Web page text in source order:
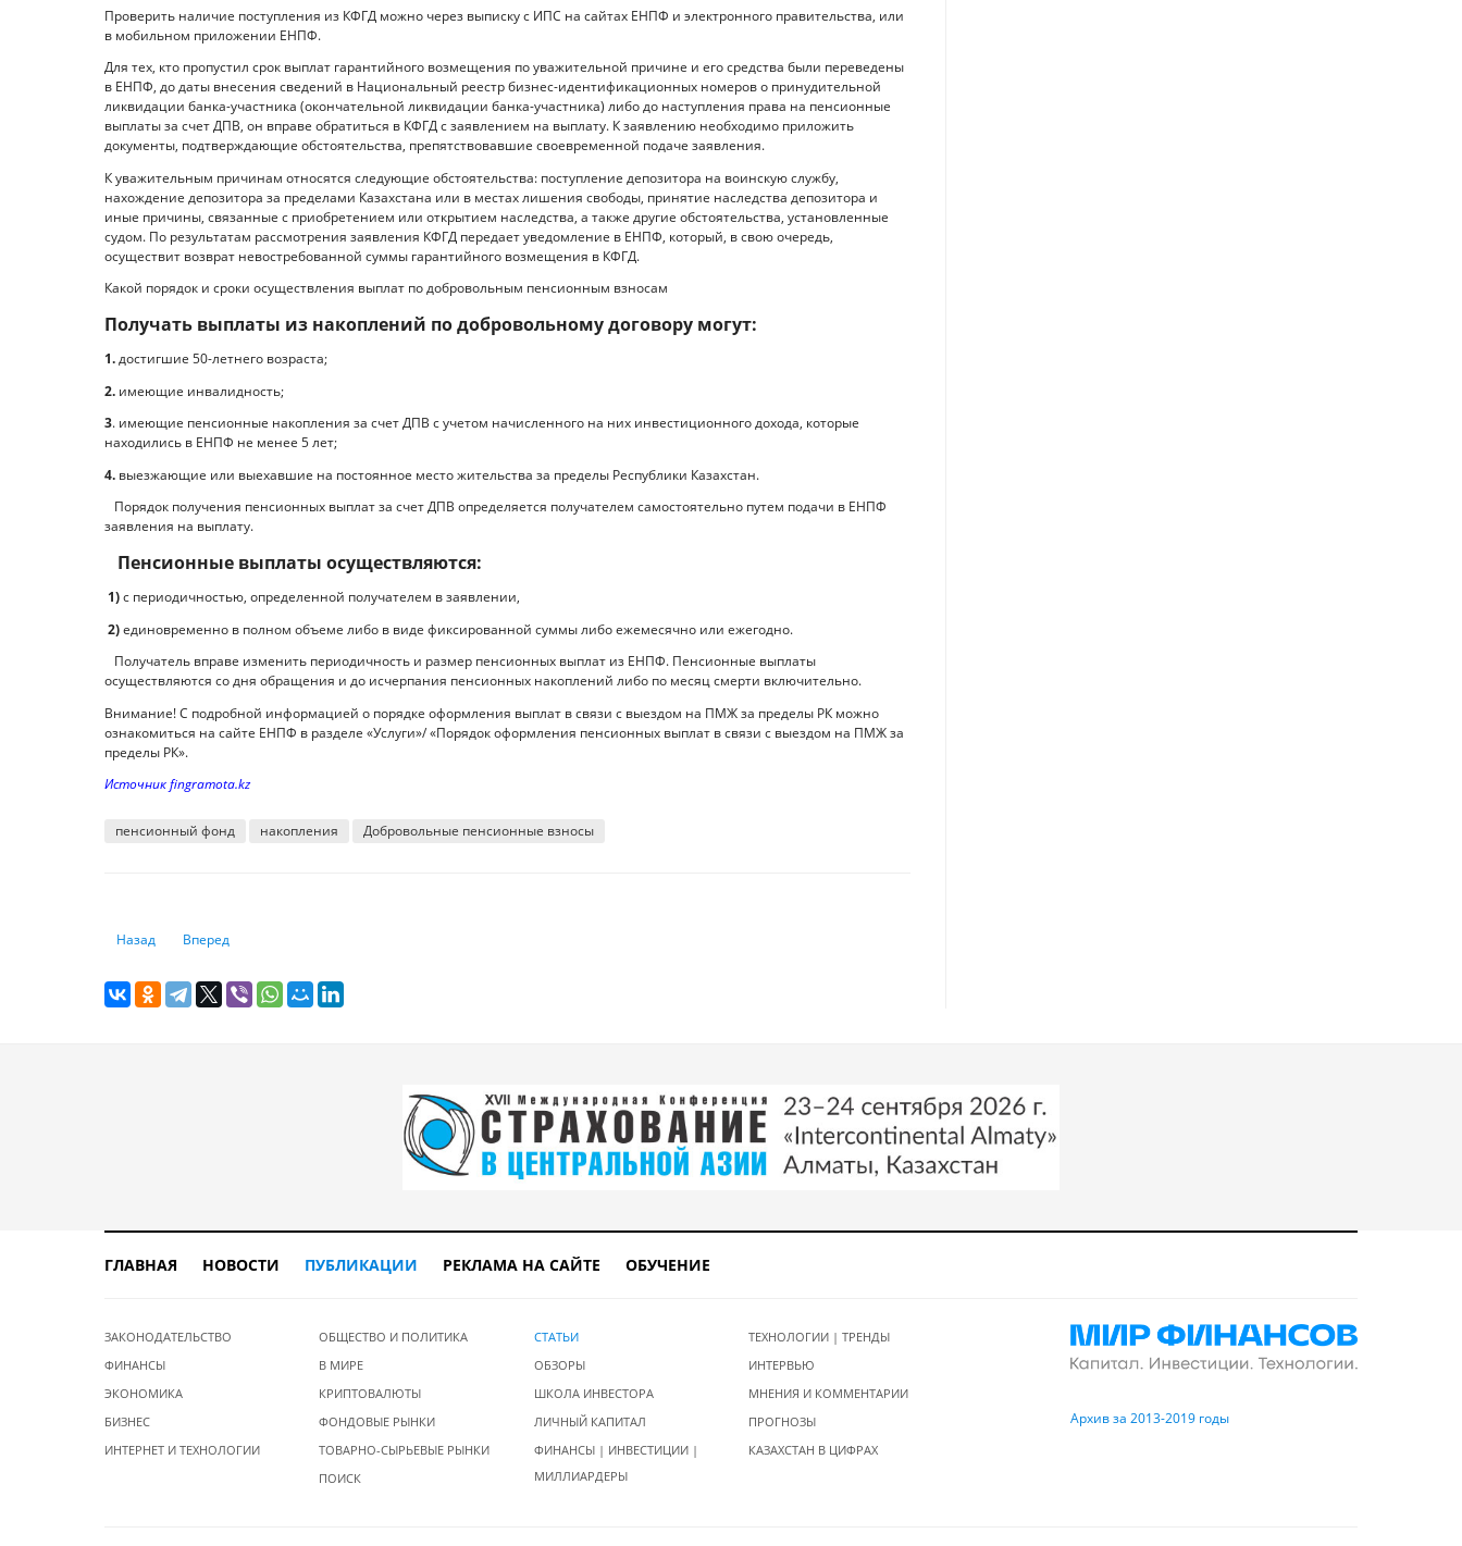
Проверить наличие поступления из КФГД можно через выписку с ИПС на сайтах ЕНПФ и электронного правительства, или
в мобильном приложении ЕНПФ.
Для тех, кто пропустил срок выплат гарантийного возмещения по уважительной причине и его средства были переведены
в ЕНПФ, до даты внесения сведений в Национальный реестр бизнес-идентификационных номеров о принудительной
ликвидации банка-участника (окончательной ликвидации банка-участника) либо до наступления права на пенсионные
выплаты за счет ДПВ, он вправе обратиться в КФГД с заявлением на выплату. К заявлению необходимо приложить
документы, подтверждающие обстоятельства, препятствовавшие своевременной подаче заявления.
К уважительным причинам относятся следующие обстоятельства: поступление депозитора на воинскую службу,
нахождение депозитора за пределами Казахстана или в местах лишения свободы, принятие наследства депозитора и
иные причины, связанные с приобретением или открытием наследства, а также другие обстоятельства, установленные
судом. По результатам рассмотрения заявления КФГД передает уведомление в ЕНПФ, который, в свою очередь,
осуществит возврат невостребованной суммы гарантийного возмещения в КФГД.
Какой порядок и сроки осуществления выплат по добровольным пенсионным взносам
Получать выплаты из накоплений по добровольному договору могут:
1.достигшие 50-летнего возраста;
2. имеющие инвалидность;
3. имеющие пенсионные накопления за счет ДПВ с учетом начисленного на них инвестиционного дохода, которые
находились в ЕНПФ не менее 5 лет;
4. выезжающие или выехавшие на постоянное место жительства за пределы Республики Казахстан.
Порядок получения пенсионных выплат за счет ДПВ определяется получателем самостоятельно путем подачи в ЕНПФ
заявления на выплату.
Пенсионные выплаты осуществляются:
1)с периодичностью, определенной получателем в заявлении,
2)единовременно в полном объеме либо в виде фиксированной суммы либо ежемесячно или ежегодно.
Получатель вправе изменить периодичность и размер пенсионных выплат из ЕНПФ. Пенсионные выплаты
осуществляются со дня обращения и до исчерпания пенсионных накоплений либо по месяц смерти включительно.
Внимание! С подробной информацией о порядке оформления выплат в связи с выездом на ПМЖ за пределы РК можно
ознакомиться на сайте ЕНПФ в разделе «Услуги»/ «Порядок оформления пенсионных выплат в связи с выездом на ПМЖ за
пределы РК».
Источник fingramota.kz
пенсионный фонд накопления Добровольные пенсионные взносы
Предыдущий: Казахстанские работодатели не могут найти подходящие кадры
Назад Следующий: Как защитить пожилых людей от финансовых мошенников
Вперед
ГЛАВНАЯ НОВОСТИ ПУБЛИКАЦИИ РЕКЛАМА НА САЙТЕ ОБУЧЕНИЕ
ЗАКОНОДАТЕЛЬСТВО
ФИНАНСЫ
ЭКОНОМИКА
БИЗНЕС
ИНТЕРНЕТ И ТЕХНОЛОГИИ
ОБЩЕСТВО И ПОЛИТИКА
В МИРЕ
КРИПТОВАЛЮТЫ
ФОНДОВЫЕ РЫНКИ
ТОВАРНО-СЫРЬЕВЫЕ РЫНКИ
ПОИСК
СТАТЬИ
ОБЗОРЫ
ШКОЛА ИНВЕСТОРА
ЛИЧНЫЙ КАПИТАЛ
ФИНАНСЫ | ИНВЕСТИЦИИ |
МИЛЛИАРДЕРЫ
ТЕХНОЛОГИИ | ТРЕНДЫ
ИНТЕРВЬЮ
МНЕНИЯ И КОММЕНТАРИИ
ПРОГНОЗЫ
КАЗАХСТАН В ЦИФРАХ
Архив за 2013-2019 годы